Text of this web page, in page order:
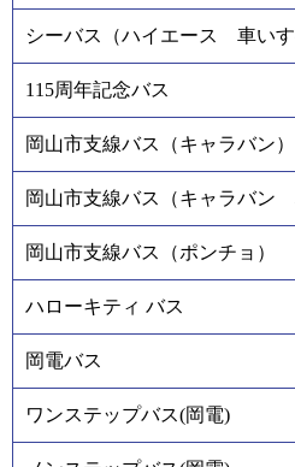
シーバス（ハイエース 車いす
115周年記念バス
岡山市支線バス（キャラバン）
岡山市支線バス（キャラバン
岡山市支線バス（ポンチョ）
ハローキティ バス
岡電バス
ワンステップバス(岡電)